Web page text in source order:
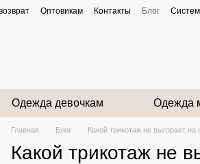
Оптовикам Контакты Блог
Одежда девочкам Одежда
Главная Блог Какой трикотаж не выгорает на
Какой трикотаж не